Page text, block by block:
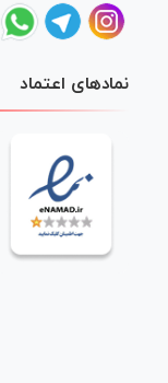
نمادهای اعتماد